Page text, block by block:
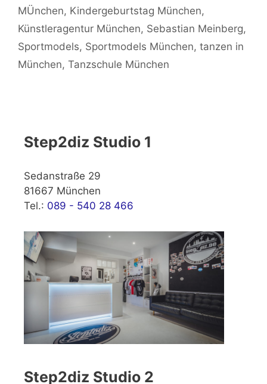
MÜnchen, Kindergeburtstag München,
Künstleragentur München, Sebastian Meinberg,
Sportmodels, Sportmodels München, tanzen in
München, Tanzschule München
Step2diz Studio 1
Sedanstraße 29
81667 München
Tel.: 089 - 540 28 466
Step2diz Studio 2